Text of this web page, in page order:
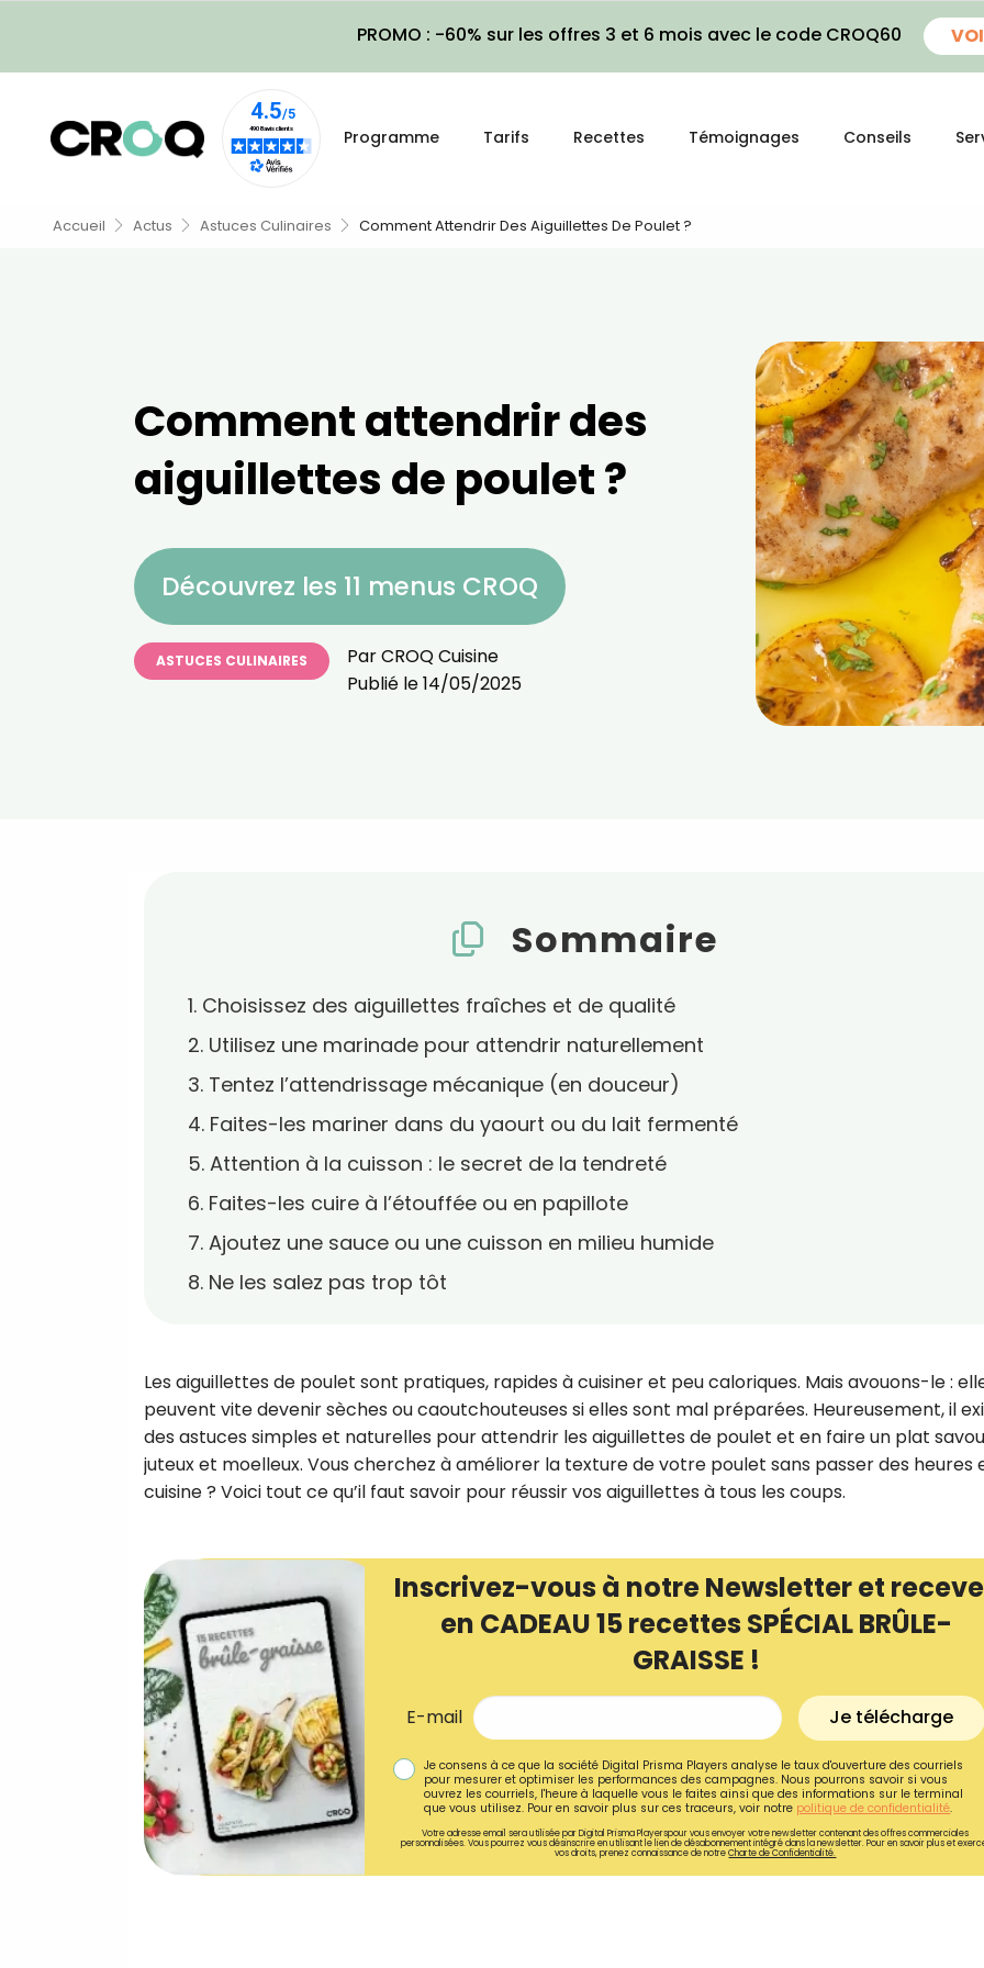
PROMO : -60% sur les offres 3 et 6 mois avec le code CROQ60
Programme Tarifs Recettes Témoignages Conseils
Accueil Actus Astuces Culinaires Comment Attendrir Des Aiguillettes De Poulet ?
Comment attendrir des
aiguillettes de poulet ?
Découvrez les 11 menus CROQ
ASTUCES CULINAIRES ParCROQ Cuisine
Publié le14/05/2025
Sommaire
1. Choisissez des aiguillettes fraîches et de qualité
2. Utilisez une marinade pour attendrir naturellement
3. Tentez l’attendrissage mécanique (en douceur)
4. Faites-les mariner dans du yaourt ou du lait fermenté
5. Attention à la cuisson : le secret de la tendreté
6. Faites-les cuire à l’étouffée ou en papillote
7. Ajoutez une sauce ou une cuisson en milieu humide
8. Ne les salez pas trop tôt
Les aiguillettes de poulet sont pratiques, rapides à cuisiner et peu caloriques. Mais avouons-le :
peuvent vite devenir sèches ou caoutchouteuses si elles sont mal préparées. Heureusement, il
des astuces simples et naturelles pour attendrir les aiguillettes de poulet et en faire un plat
juteux et moelleux. Vous cherchez à améliorer la texture de votre poulet sans passer des heures
cuisine ? Voici tout ce qu’il faut savoir pour réussir vos aiguillettes à tous les coups.
Inscrivez-vous à notre Newsletter et
en CADEAU 15 recettes SPÉCIAL BRÛLE-
GRAISSE !
E-mail Je télécharge
Je consens à ce que la société Digital Prisma Players analyse le taux d'ouverture des courriels
pour mesurer et optimiser les performances des campagnes. Nous pourrons savoir si vous
ouvrez les courriels, l'heure à laquelle vous le faites ainsi que des informations sur le terminal
que vous utilisez. Pour en savoir plus sur ces traceurs, voir notre politique de confidentialité.
Votre adresse email sera utilisée par Digital Prisma Playerspour vous envoyer votre newsletter contenant des offres commerciales
personnalisées. Vous pourrez vous désinscrire en utilisant le lien de désabonnement intégré dans la newsletter. Pour en savoir plus et
vos droits, prenez connaissance de notreCharte de Confidentialité.
Recevez
recettes inédites de